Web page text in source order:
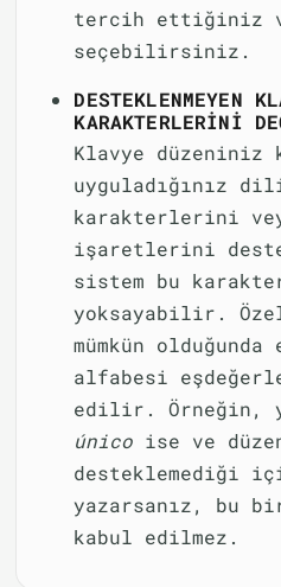
tercih ettiğiniz
seçebilirsiniz.
DESTEKLENMEYEN
KARAKTERLERINI
Klavye
uyguladığınız
karakterlerini
işaretlerini
sistem bu
yoksayabilir.
mümkün
alfabesi
edilir. Örneğin,
único ise ve
desteklemediği
yazarsanız, bu
kabul edilmez.